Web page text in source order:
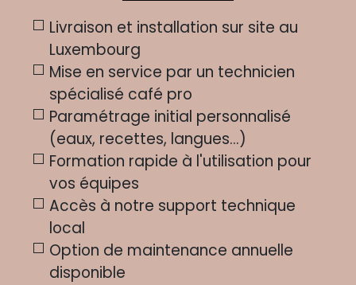
Livraison et installation sur site au
Luxembourg
Mise en service par un technicien
spécialisé café pro
Paramétrage initial personnalisé
(eaux, recettes, langues…)
Formation rapide à l'utilisation pour
vos équipes
Accès à notre support technique
local
Option de maintenance annuelle
disponible